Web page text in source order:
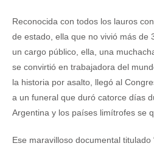
Reconocida con todos los lauros
de estado, ella que no vivió más de
un cargo público, ella, una
se convirtió en trabajadora del
la historia por asalto, llegó al
a un funeral que duró catorce días
Argentina y los países limítrofes se
Ese maravilloso documental titulado